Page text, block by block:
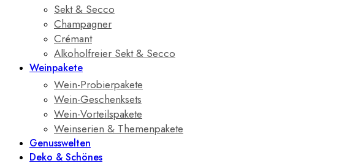
Sekt & Secco
Champagner
Crémant
Alkoholfreier Sekt & Secco
Weinpakete
Wein-Probierpakete
Wein-Geschenksets
Wein-Vorteilspakete
Weinserien & Themenpakete
Genusswelten
Deko & Schönes